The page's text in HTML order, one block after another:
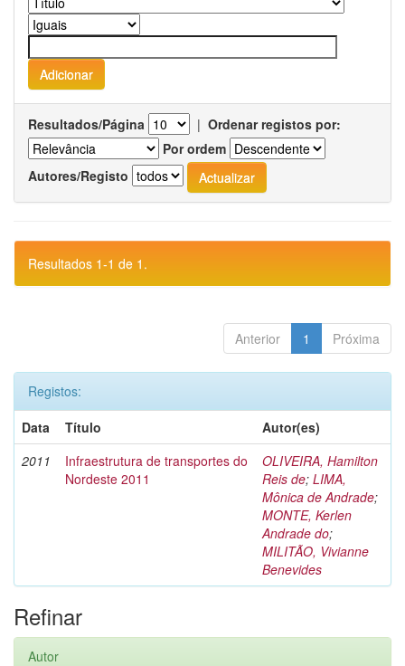
Resultados/Página | Ordenar registos por:
Por ordem
Autores/Registo
Resultados 1-1 de 1.
Anterior 1 Próxima
Registos:
Data
Título
Autor(es)
2011
Infraestrutura de transportes do
Nordeste 2011
OLIVEIRA, Hamilton
Reis de; LIMA,
Mônica de Andrade;
MONTE, Kerlen
Andrade do;
MILITÃO, Vivianne
Benevides
Refinar
Autor